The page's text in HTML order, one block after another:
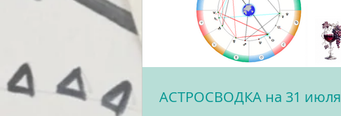
АСТРОСВОДКА на 31 июля